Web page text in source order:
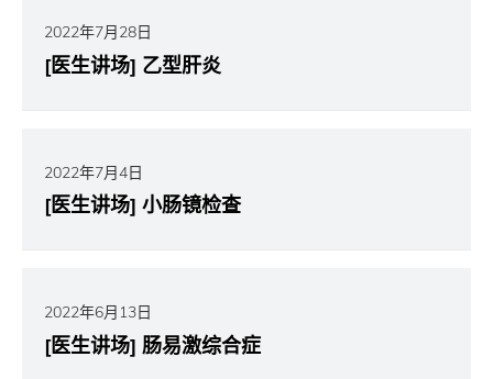
2022年7月28日
[医生讲场] 乙型肝炎
2022年7月4日
[医生讲场] 小肠镜检查
2022年6月13日
[医生讲场] 肠易激综合症